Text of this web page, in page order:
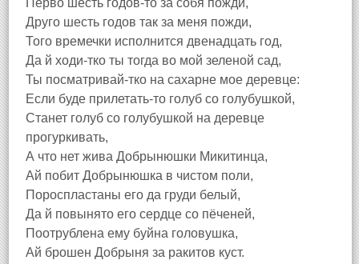
Перво шесть годов-то за собя пожди,
Друго шесть годов так за меня пожди,
Того времечки исполнится двенадцать год,
Да й ходи-тко ты тогда во мой зеленой сад,
Ты посматривай-тко на сахарне мое деревце:
Если буде прилетать-то голуб со голубушкой,
Станет голуб со голубушкой на деревце
прогуркивать,
А что нет жива Добрынюшки Микитинца,
Ай побит Добрынюшка в чистом поли,
Пороспластаны его да груди белый,
Да й повынято его сердце со пёченей,
Поотрублена ему буйна головушка,
Ай брошен Добрыня за ракитов куст.